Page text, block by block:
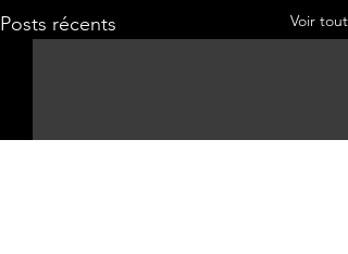
Posts récents Voir tout